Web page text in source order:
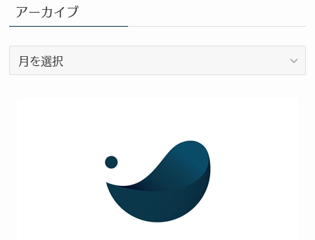
カ
テ
ゴ
リ
ー
アーカイブ
ー